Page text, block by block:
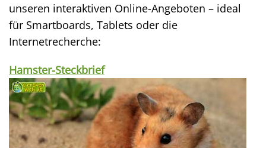
unseren interaktiven Online-Angeboten – ideal
für Smartboards, Tablets oder die
Internetrecherche:
Hamster-Steckbrief